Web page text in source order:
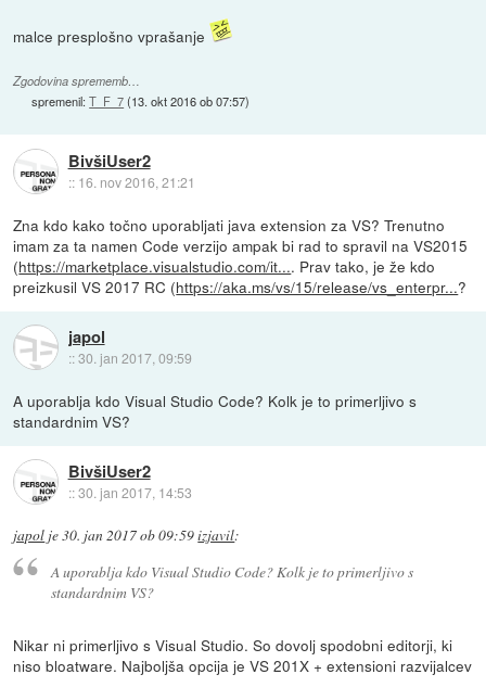
malce presplošno vprašanje
Zgodovina sprememb…
spremenil:T_F_7(13. okt 2016 ob 07:57)
BivšiUser2
:: 16. nov 2016, 21:21
Zna kdo kako točno uporabljati java extension za VS? Trenutno
imam za ta namen Code verzijo ampak bi rad to spravil na VS2015
(https://marketplace.visualstudio.com/it.... Prav tako, je že kdo
preizkusil VS 2017 RC (https://aka.ms/vs/15/release/vs_enterpr...?
japol
::30. jan 2017, 09:59
A uporablja kdo Visual Studio Code? Kolk je to primerljivo s
standardnim VS?
BivšiUser2
::30. jan 2017, 14:53
japol je30. jan 2017 ob 09:59izjavil:
A uporablja kdo Visual Studio Code? Kolk je to primerljivo s
standardnim VS?
Nikar ni primerljivo s Visual Studio. So dovolj spodobni editorji, ki
niso bloatware. Najboljša opcija je VS 201X + extensioni razvijalcev